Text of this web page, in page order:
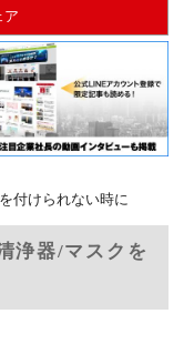
ア
付けられない時に
浄器/マスクを